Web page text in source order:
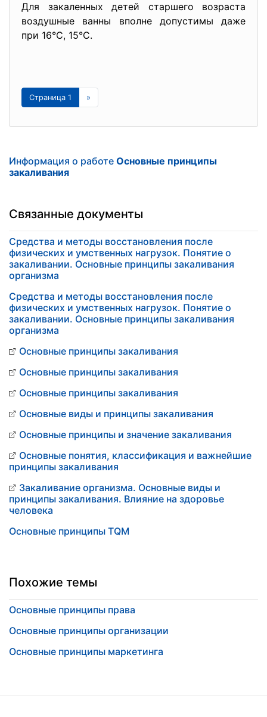
Для закаленных детей старшего возраста
воздушные ванны вполне допустимы даже
при 16°С, 15°С.
Страница 1 »
Информация о работе Основные принципы
закаливания
Связанные документы
Средства и методы восстановления после
физических и умственных нагрузок. Понятие о
закаливании. Основные принципы закаливания
организма
Средства и методы восстановления после
физических и умственных нагрузок. Понятие о
закаливании. Основные принципы закаливания
организма
Основные принципы закаливания
Основные принципы закаливания
Основные принципы закаливания
Основные виды и принципы закаливания
Основные принципы и значение закаливания
Основные понятия, классификация и важнейшие
принципы закаливания
Закаливание организма. Основные виды и
принципы закаливания. Влияние на здоровье
человека
Основные принципы TQM
Похожие темы
Основные принципы права
Основные принципы организации
Основные принципы маркетинга